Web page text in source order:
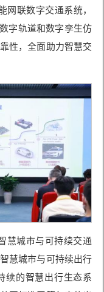
网联数字交通系统，
字轨道和数字孪生仿
性，全面助力智慧交
慧城市与可持续交通
慧城市与可持续出行
续的智慧出行生态系